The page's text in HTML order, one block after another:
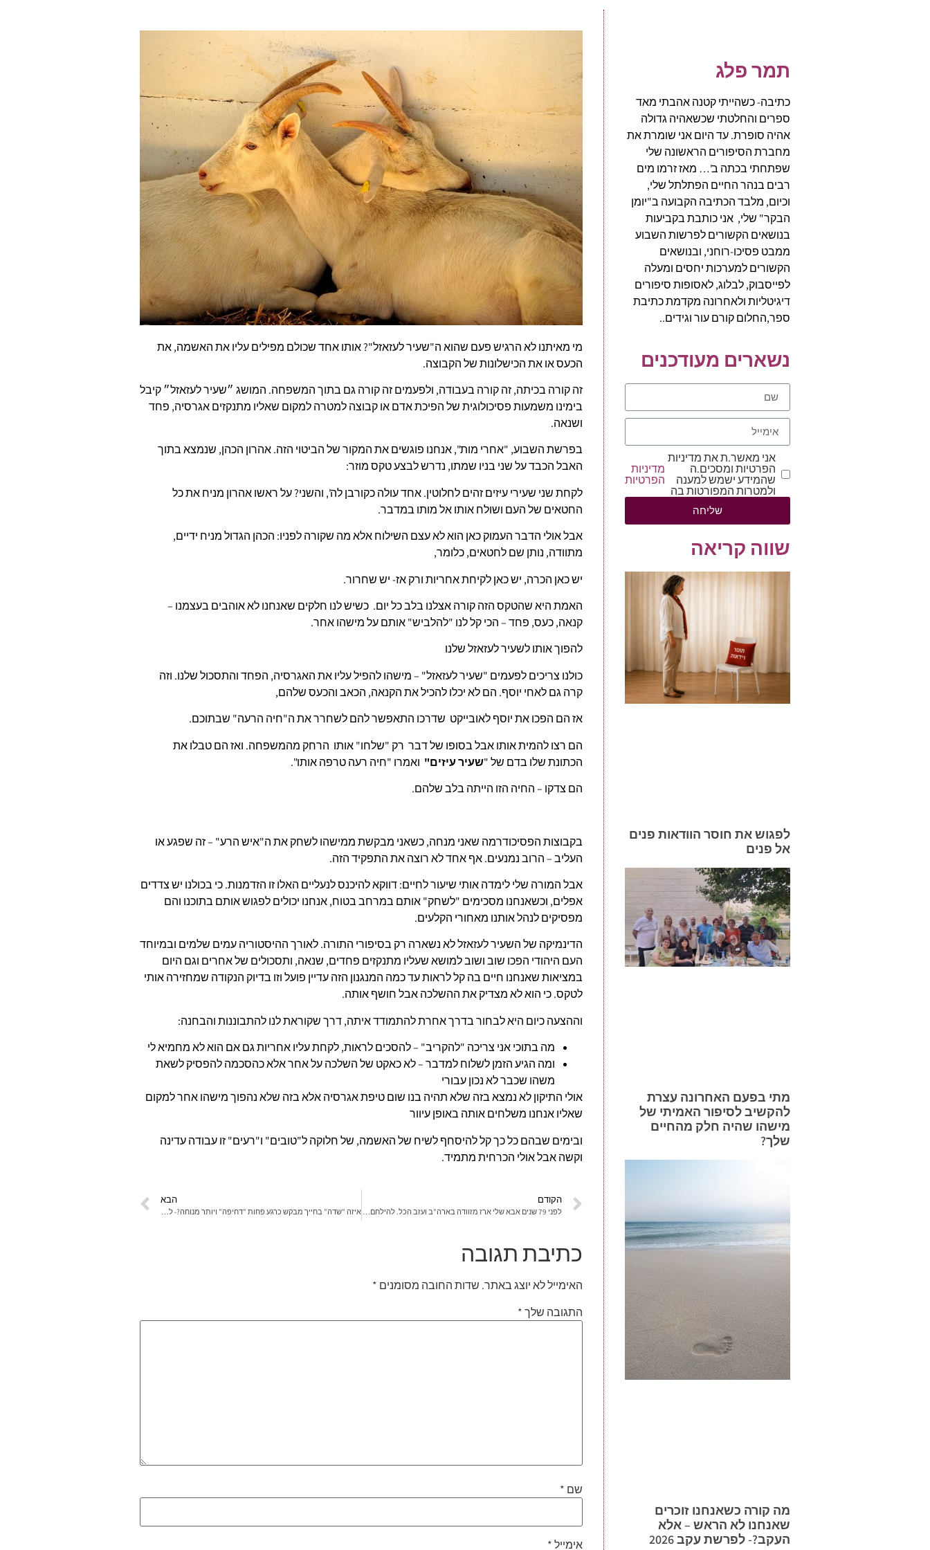
תמר פלג
כתיבה- כשהייתי קטנה אהבתי מאד
ספרים והחלטתי שכשאהיה גדולה
אהיה סופרת. עד היום אני שומרת את
מחברת הסיפורים הראשונה שלי
שפתחתי בכתה ב'… מאז זרמו מים
רבים בנהר החיים הפתלתל שלי,
וכיום, מלבד הכתיבה הקבועה ב"יומן
הבקר" שלי, אני כותבת בקביעות
בנושאים הקשורים לפרשות השבוע
ממבט פסיכו-רוחני, ובנושאים
הקשורים למערכות יחסים ומעלה
לפייסבוק, לבלוג, לאסופות סיפורים
דיגיטליות ולאחרונה מקדמת כתיבת
ספר,החלום קורם עור וגידים..
נשארים מעודכנים
אני מאשר.ת את מדיניות
הפרטיות ומסכים.ה
שהמידע ישמש למענה
ולמטרות המפורטות בה
מדיניות
הפרטיות
שליחה
שווה קריאה
לפגוש את חוסר הוודאות פנים
אל פנים
מתי בפעם האחרונה עצרת
להקשיב לסיפור האמיתי של
מישהו שהיה חלק מהחיים
שלך?
מה קורה כשאנחנו זוכרים
שאנחנו לא הראש – אלא
העקב?- לפרשת עקב 2026
מי מאיתנו לא הרגיש פעם שהוא ה"שעיר לעזאזל"? אותו אחד שכולם מפילים עליו את האשמה, את
הכעס או את הכישלונות של הקבוצה.
זה קורה בכיתה, זה קורה בעבודה, ולפעמים זה קורה גם בתוך המשפחה. המושג ״שעיר לעזאזל״ קיבל
בימינו משמעות פסיכולוגית של הפיכת אדם או קבוצה למטרה למקום שאליו מתנקזים אגרסיה, פחד
ושנאה.
בפרשת השבוע, "אחרי מות", אנחנו פוגשים את המקור של הביטוי הזה. אהרון הכהן, שנמצא בתוך
האבל הכבד על שני בניו שמתו, נדרש לבצע טקס מוזר:
לקחת שני שעירי עיזים זהים לחלוטין. אחד עולה כקורבן לה', והשני? על ראשו אהרון מניח את כל
החטאים של העם ושולח אותו אל מותו במדבר.
אבל אולי הדבר העמוק כאן הוא לא עצם השילוח אלא מה שקורה לפניו: הכהן הגדול מניח ידיים,
מתוודה, נותן שם לחטאים, כלומר,
יש כאן הכרה, יש כאן לקיחת אחריות ורק אז- יש שחרור.
האמת היא שהטקס הזה קורה אצלנו בלב כל יום. כשיש לנו חלקים שאנחנו לא אוהבים בעצמנו –
קנאה, כעס, פחד – הכי קל לנו "להלביש" אותם על מישהו אחר.
להפוך אותו לשעיר לעזאזל שלנו
כולנו צריכים לפעמים "שעיר לעזאזל" – מישהו להפיל עליו את האגרסיה, הפחד והתסכול שלנו. וזה
קרה גם לאחי יוסף. הם לא יכלו להכיל את הקנאה, הכאב והכעס שלהם,
אז הם הפכו את יוסף לאובייקט שדרכו התאפשר להם לשחרר את ה"חיה הרעה" שבתוכם.
הם רצו להמית אותו אבל בסופו של דבר רק "שלחו" אותו הרחק מהמשפחה. ואז הם טבלו את
הכתונת שלו בדם של "שעיר עיזים" ואמרו "חיה רעה טרפה אותו".
הם צדקו – החיה הזו הייתה בלב שלהם.
בקבוצות הפסיכודרמה שאני מנחה, כשאני מבקשת ממישהו לשחק את ה"איש הרע" – זה שפגע או
העליב – הרוב נמנעים. אף אחד לא רוצה את התפקיד הזה.
אבל המורה שלי לימדה אותי שיעור לחיים: דווקא להיכנס לנעליים האלו זו הזדמנות. כי בכולנו יש צדדים
אפלים, וכשאנחנו מסכימים "לשחק" אותם במרחב בטוח, אנחנו יכולים לפגוש אותם בתוכנו והם
מפסיקים לנהל אותנו מאחורי הקלעים.
הדינמיקה של השעיר לעזאזל לא נשארה רק בסיפורי התורה. לאורך ההיסטוריה עמים שלמים ובמיוחד
העם היהודי הפכו שוב ושוב למושא שעליו מתנקזים פחדים, שנאה, ותסכולים של אחרים וגם היום
במציאות שאנחנו חיים בה קל לראות עד כמה המנגנון הזה עדיין פועל וזו בדיוק הנקודה שמחזירה אותי
לטקס. כי הוא לא מצדיק את ההשלכה אבל חושף אותה.
וההצעה כיום היא לבחור בדרך אחרת להתמודד איתה, דרך שקוראת לנו להתבוננות והבחנה:
מה בתוכי אני צריכה "להקריב" – להסכים לראות, לקחת עליו אחריות גם אם הוא לא מחמיא לי
ומה הגיע הזמן לשלוח למדבר – לא כאקט של השלכה על אחר אלא כהסכמה להפסיק לשאת
משהו שכבר לא נכון עבורי
אולי התיקון לא נמצא בזה שלא תהיה בנו שום טיפת אגרסיה אלא בזה שלא נהפוך מישהו אחר למקום
שאליו אנחנו משלחים אותה באופן עיוור
ובימים שבהם כל כך קל להיסחף לשיח של האשמה, של חלוקה ל"טובים" ו"רעים" זו עבודה עדינה
וקשה אבל אולי הכרחית מתמיד.
הקודם
לפני 79 שנים אבא שלי ארז מזוודה בארה"ב ועזב הכל. להילחם על מדינה שעוד לא הייתה קיימת.
הבא
איזה "שדה" בחייך מבקש כרגע פחות "דחיפה" ויותר מנוחה?- לפרשות "בהר-בחוקותי" 2026
כתיבת תגובה
האימייל לא יוצג באתר. שדות החובה מסומנים *
התגובה שלך*
שם *
אימייל*